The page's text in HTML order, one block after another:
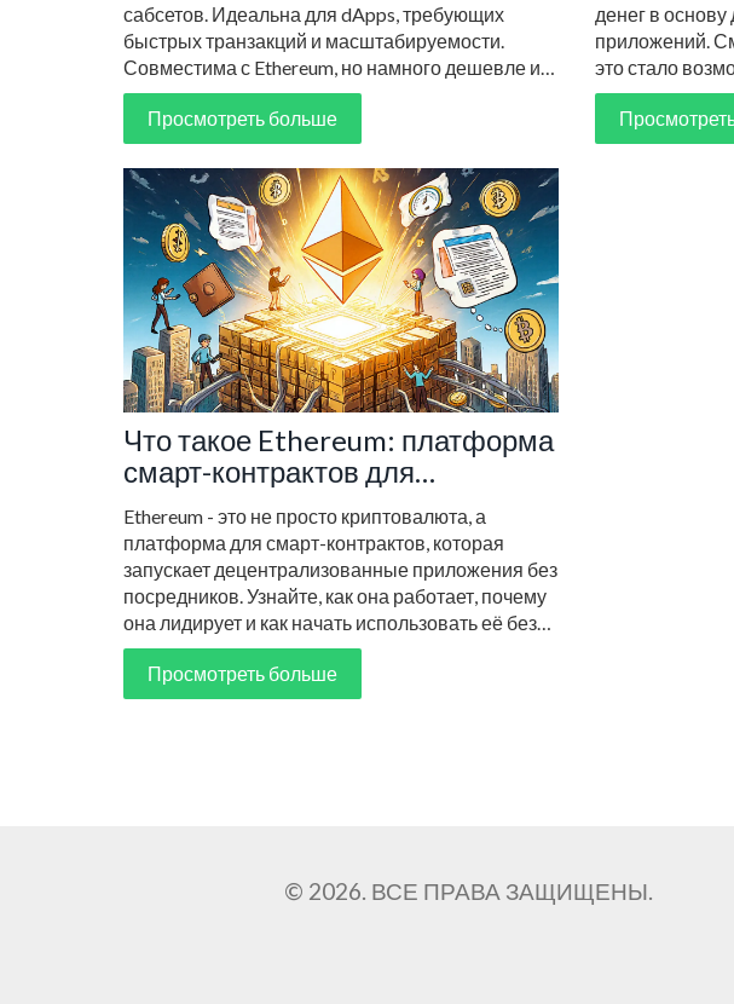
сабсетов. Идеальна для dApps, требующих
быстрых транзакций и масштабируемости.
Совместима с Ethereum, но намного дешевле и
быстрее.
Просмотреть больше
денег в
приложений.
это стало
История
Что такое Ethereum: платформа
смарт-контрактов для
начинающих
Ethereum - это не просто криптовалюта, а
платформа для смарт-контрактов, которая
запускает децентрализованные приложения без
посредников. Узнайте, как она работает, почему
она лидирует и как начать использовать её без
рисков.
Просмотреть больше
© 2026. ВСЕ ПРАВА ЗАЩИЩЕНЫ.